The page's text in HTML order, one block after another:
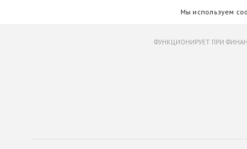
Мы используем
ФУНКЦИОНИРУЕТ ПРИ